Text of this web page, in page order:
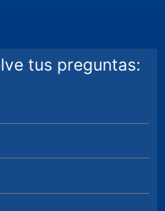
tus preguntas: